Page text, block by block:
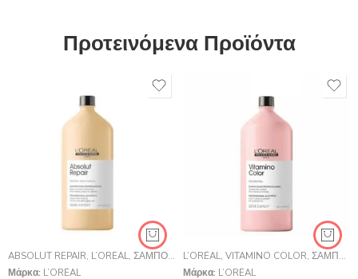
Προτεινόμενα Προϊόντα
ABSOLUT REPAIR, L’ORÉAL, ΣΑΜΠΟΥΆΝ
Μάρκα: L’ORÉAL
L’ORÉAL, VITAMINO COLOR, ΣΑΜΠΟΥΆΝ
Μάρκα: L’ORÉAL